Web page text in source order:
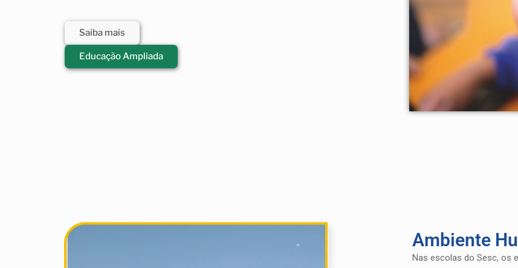
Saiba mais
Educação Ampliada
Ambiente
Nas escolas do Sesc, os